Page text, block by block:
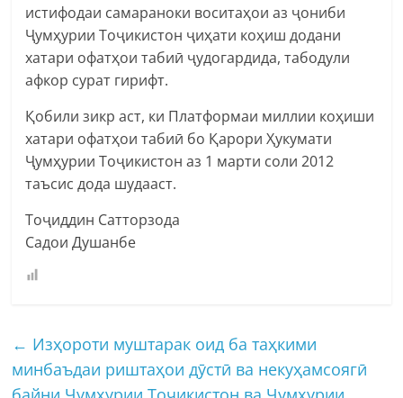
истифодаи самараноки воситаҳои аз ҷониби
Ҷумҳурии Тоҷикистон ҷиҳати коҳиш додани
хатари офатҳои табиӣ ҷудогардида, табодули
афкор сурат гирифт.
Қобили зикр аст, ки Платформаи миллии коҳиши
хатари офатҳои табиӣ бо Қарори Ҳукумати
Ҷумҳурии Тоҷикистон аз 1 марти соли 2012
таъсис дода шудааст.
Тоҷиддин Сатторзода
Садои Душанбе
← Изҳороти муштарак оид ба таҳкими
минбаъдаи риштаҳои дӯстӣ ва некуҳамсоягӣ